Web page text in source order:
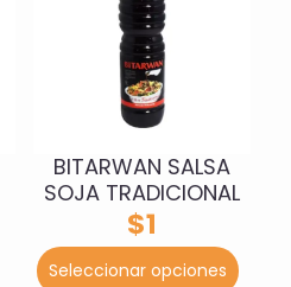
BITARWAN SALSA
SOJA TRADICIONAL
$1
Seleccionar opciones